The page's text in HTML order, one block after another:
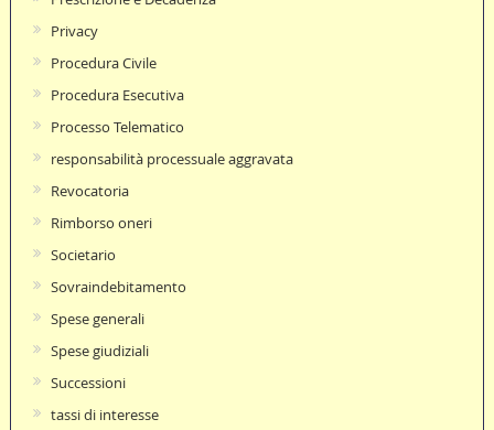
Privacy
Procedura Civile
Procedura Esecutiva
Processo Telematico
responsabilità processuale aggravata
Revocatoria
Rimborso oneri
Societario
Sovraindebitamento
Spese generali
Spese giudiziali
Successioni
tassi di interesse